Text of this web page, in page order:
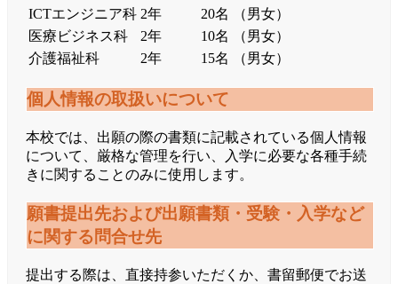
ICTエンジニア科 2年
20名 （男女）
医療ビジネス科
2年
10名 （男女）
介護福祉科
2年 15名 （男女）
個人情報の取扱いについて
本校では、出願の際の書類に記載されている個人情報
について、厳格な管理を行い、入学に必要な各種手続
きに関することのみに使用します。
願書提出先および出願書類・受験・入学など
に関する問合せ先
提出する際は、直接持参いただくか、書留郵便でお送